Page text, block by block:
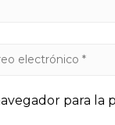
para la